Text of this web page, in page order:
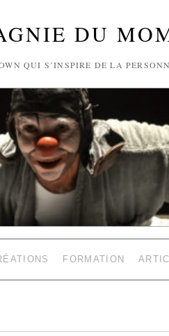
DU
QUI S’INSPIRE DE LA
FORMATION